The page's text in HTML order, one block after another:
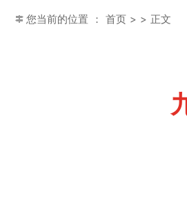
您当前的位置 ： 首页 > > 正文